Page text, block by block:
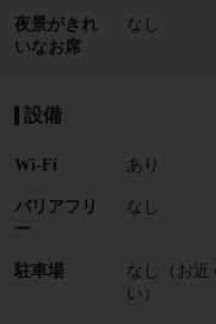
夜景がきれ
いなお席
なし
設備
Wi-Fi あり
バリアフリ
ー
なし
駐車場
なし（お近
い）